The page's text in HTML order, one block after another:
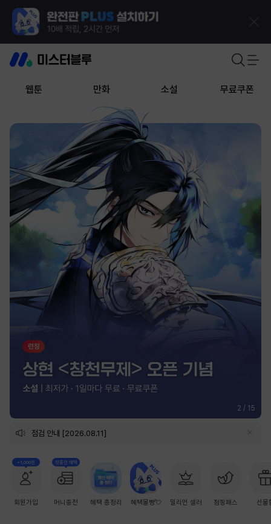
웹툰 만화 소설 무료쿠폰
2 / 15
점검 안내 [2026.08.11]
+1,000원
회원가입
첫충전 혜택
머니충전 혜택 총정리 혜택몰빵💘 밀리언 셀러 점핑패스 선물